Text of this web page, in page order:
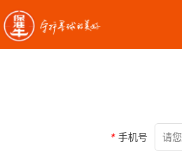
* 手机号